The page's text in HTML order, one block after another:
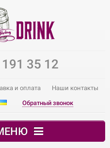
35 12
и оплата Наши контакты
Обратный звонок